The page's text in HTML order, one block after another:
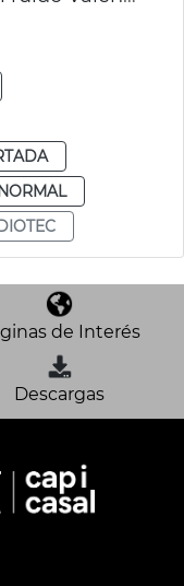
de Interés
Descargas